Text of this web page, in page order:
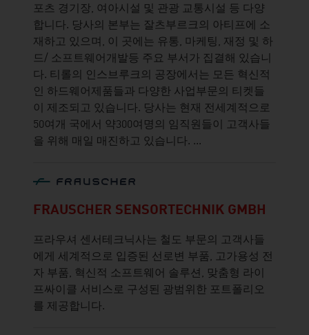
포츠 경기장, 여아시설 및 관광 교통시설 등 다양
합니다. 당사의 본부는 잘츠부르크의 아티프에 소
재하고 있으며, 이 곳에는 유통, 마케팅, 재정 및 하
드/ 소프트웨어개발등 주요 부서가 집결해 있습니
다. 티롤의 인스브루크의 공장에서는 모든 혁신적
인 하드웨어제품들과 다양한 사업부문의 티켓들
이 제조되고 있습니다. 당사는 현재 전세계적으로
50여개 국에서 약300여명의 임직원들이 고객사들
을 위해 매일 매진하고 있습니다. ...
FRAUSCHER SENSORTECHNIK GMBH
프라우셔 센서테크닉사는 철도 부문의 고객사들
에게 세계적으로 입증된 선로변 부품, 고가용성 전
자 부품, 혁신적 소프트웨어 솔루션, 맞춤형 라이
프싸이클 서비스로 구성된 광범위한 포트폴리오
를 제공합니다.